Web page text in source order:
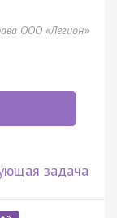
ООО «Легион»
задача